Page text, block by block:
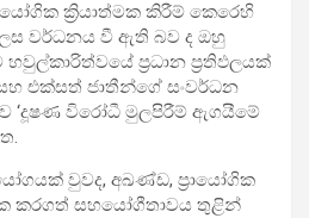
ක්‍රියාත්මක කිරීම් කෙරෙහි
වර්ධනය වී ඇති බව ද ඔහු
ප්‍රධාන ප්‍රතිඵලයක්
එක්සත් ජාතීන්ගේ සංවර්ධන
‘දූෂණ විරෝධී මුලපිරීම් ඇගයීමේ
වුවද, අඛණ්ඩ, ප්‍රායෝගික
කරගත් සහයෝගීතාවය තුළින්